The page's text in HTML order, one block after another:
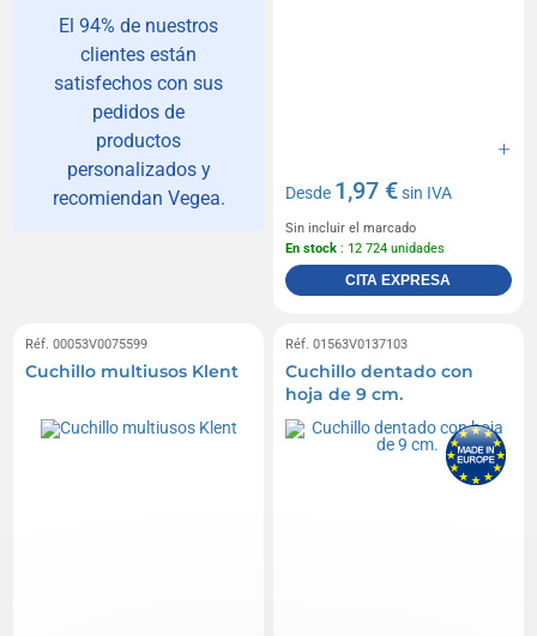
El 94% de nuestros
clientes están
satisfechos con sus
pedidos de
productos
personalizados y
recomiendan Vegea.
Desde 1,97 €sin IVA
Sin incluir el marcado
En stock : 12 724 unidades
CITA EXPRESA
Réf. 00053V0075599
Cuchillo multiusos Klent
Réf. 01563V0137103
Cuchillo dentado con
hoja de 9 cm.